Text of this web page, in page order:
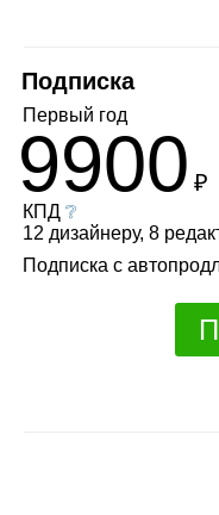
Подписка
Первый год
9900 ₽
КПД❔
12 дизайнеру, 8
Подписка с